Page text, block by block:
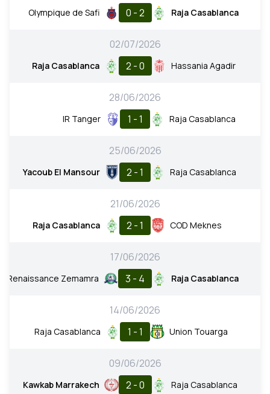
Olympique de Safi 0 - 2 Raja Casablanca
02/07/2026
Raja Casablanca 2 - 0 Hassania Agadir
28/06/2026
IR Tanger 1 - 1 Raja Casablanca
25/06/2026
Yacoub El Mansour 2 - 1 Raja Casablanca
21/06/2026
Raja Casablanca 2 - 1 COD Meknes
17/06/2026
Renaissance Zemamra 3 - 4 Raja Casablanca
14/06/2026
Raja Casablanca 1 - 1 Union Touarga
09/06/2026
Kawkab Marrakech 2 - 0 Raja Casablanca